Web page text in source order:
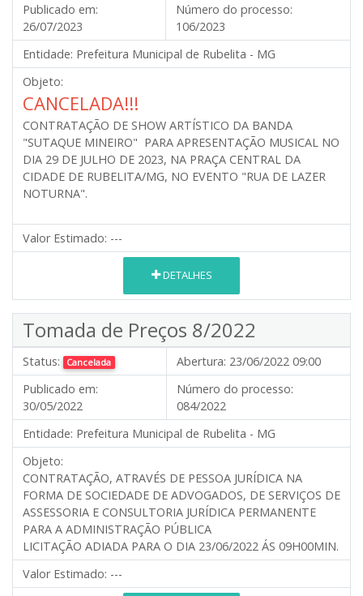
Publicado em:
26/07/2023
Número do processo:
106/2023
Entidade: Prefeitura Municipal de Rubelita - MG
Objeto:
CANCELADA!!!
CONTRATAÇÃO DE SHOW ARTÍSTICO DA BANDA
"SUTAQUE MINEIRO" PARA APRESENTAÇÃO MUSICAL NO
DIA 29 DE JULHO DE 2023, NA PRAÇA CENTRAL DA
CIDADE DE RUBELITA/MG, NO EVENTO "RUA DE LAZER
NOTURNA".
Valor Estimado: ---
DETALHES
Tomada de Preços 8/2022
Status: Cancelada Abertura: 23/06/2022 09:00
Publicado em:
30/05/2022
Número do processo:
084/2022
Entidade: Prefeitura Municipal de Rubelita - MG
Objeto:
CONTRATAÇÃO, ATRAVÉS DE PESSOA JURÍDICA NA
FORMA DE SOCIEDADE DE ADVOGADOS, DE SERVIÇOS DE
ASSESSORIA E CONSULTORIA JURÍDICA PERMANENTE
PARA A ADMINISTRAÇÃO PÚBLICA
LICITAÇÃO ADIADA PARA O DIA 23/06/2022 ÁS 09H00MIN.
Valor Estimado: ---